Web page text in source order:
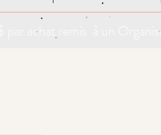
par achat remis à un